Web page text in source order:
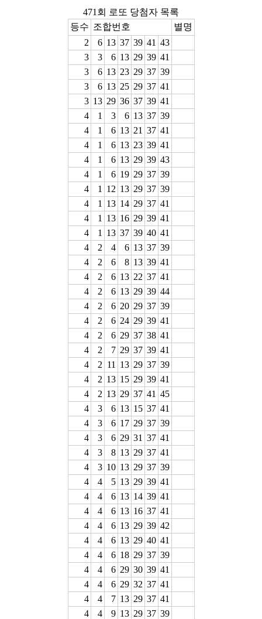
471회 로또 당첨자 목록
등수 조합번호
별명
2
6 13 37 39 41 43
3
3 6 13 29 39 41
3
6 13 23 29 37 39
3
6 13 25 29 37 41
3 13 29 36 37 39 41
4
1 3 6 13 37 39
4
1 6 13 21 37 41
4
1 6 13 23 39 41
4
1 6 13 29 39 43
4
1 6 19 29 37 39
4
1 12 13 29 37 39
4
1 13 14 29 37 41
4
1 13 16 29 39 41
4
1 13 37 39 40 41
4
2 4 6 13 37 39
4
2 6 8 13 39 41
4
2 6 13 22 37 41
4
2 6 13 29 39 44
4
2 6 20 29 37 39
4
2 6 24 29 39 41
4
2 6 29 37 38 41
4
2 7 29 37 39 41
4
2 11 13 29 37 39
4
2 13 15 29 39 41
4
2 13 29 37 41 45
4
3 6 13 15 37 41
4
3 6 17 29 37 39
4
3 6 29 31 37 41
4
3 8 13 29 37 41
4
3 10 13 29 37 39
4
4 5 13 29 39 41
4
4 6 13 14 39 41
4
4 6 13 16 37 41
4
4 6 13 29 39 42
4
4 6 13 29 40 41
4
4 6 18 29 37 39
4
4 6 29 30 39 41
4
4 6 29 32 37 41
4
4 7 13 29 37 41
4
4 9 13 29 37 39